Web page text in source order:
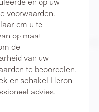
en op uw
voorwaarden.
om u te
op maat
de
van uw
te beoordelen.
en schakel Heron
advies.